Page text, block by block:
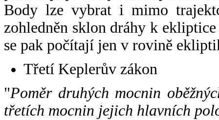
Body lze vybrat i mimo
zohledněn sklon dráhy k
se pak počítají jen v rovině
Třetí Keplerův zákon
"Poměr druhých mocnin
třetích mocnin jejich hlavních